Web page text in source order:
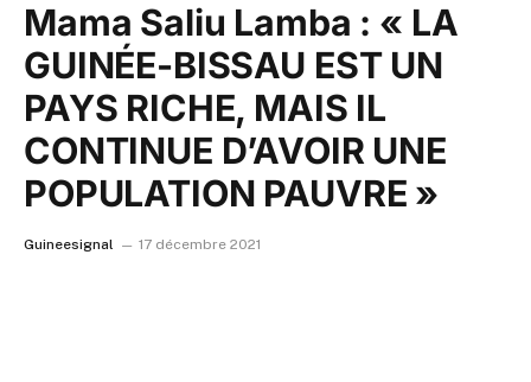
Mama Saliu Lamba : « LA
GUINÉE-BISSAU EST UN
PAYS RICHE, MAIS IL
CONTINUE D’AVOIR UNE
POPULATION PAUVRE »
Guineesignal 17 décembre 2021